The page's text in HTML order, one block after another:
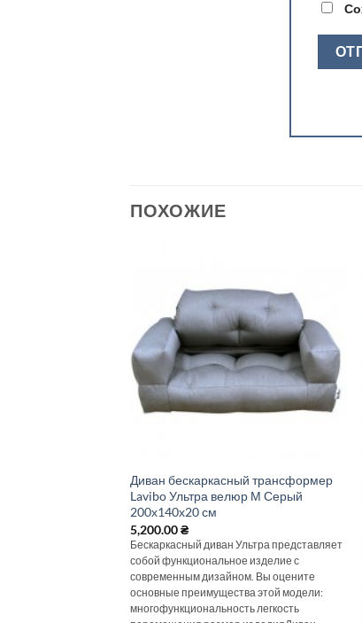
ПОХОЖИЕ
Диван бескаркасный трансформер
Lavibo Ультра велюр М Серый
200х140х20 см
5,200.00₴
Бескаркасный диван Ультра представляет
собой функциональное изделие с
современным дизайном. Вы оцените
основные преимущества этой модели:
многофункциональность легкость